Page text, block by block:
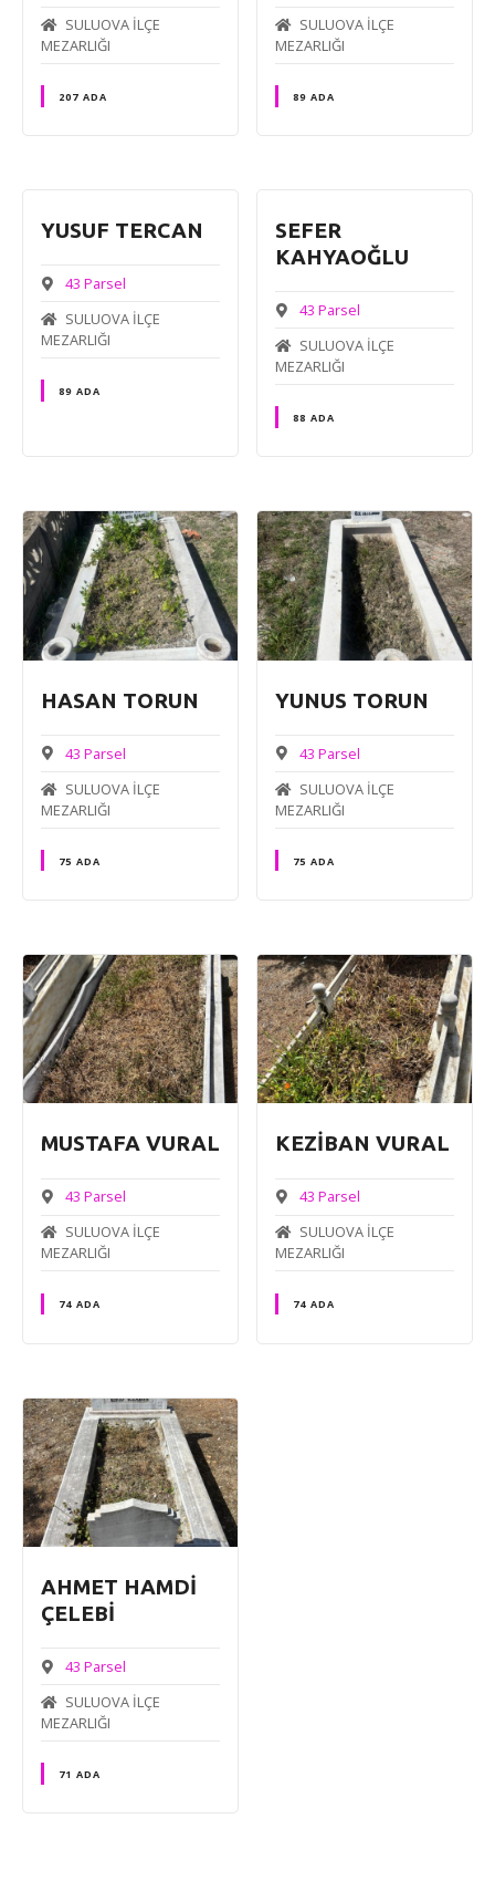
SULUOVA İLÇE
MEZARLIĞI
207 ADA
SULUOVA İLÇE
MEZARLIĞI
89 ADA
YUSUF TERCAN
43 Parsel
SULUOVA İLÇE
MEZARLIĞI
89 ADA
SEFER
KAHYAOĞLU
43 Parsel
SULUOVA İLÇE
MEZARLIĞI
88 ADA
HASAN TORUN
43 Parsel
SULUOVA İLÇE
MEZARLIĞI
75 ADA
YUNUS TORUN
43 Parsel
SULUOVA İLÇE
MEZARLIĞI
75 ADA
MUSTAFA VURAL
43 Parsel
SULUOVA İLÇE
MEZARLIĞI
74 ADA
KEZİBAN VURAL
43 Parsel
SULUOVA İLÇE
MEZARLIĞI
74 ADA
AHMET HAMDİ
ÇELEBİ
43 Parsel
SULUOVA İLÇE
MEZARLIĞI
71 ADA